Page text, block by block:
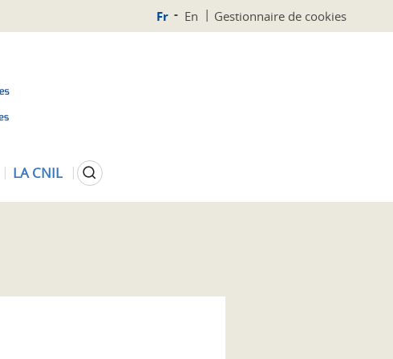
Fr En Gestionnaire de cookies
LA CNIL Rechercher